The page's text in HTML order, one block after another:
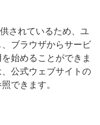
されているため、ユ
ブラウザからサービ
始めることができま
公式ウェブサイトの
できます。